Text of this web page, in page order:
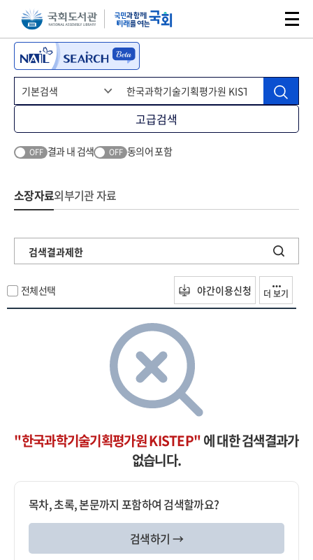
본문 바로가기주메뉴 바로가기
고급검색
OFF 결과 내 검색 OFF 동의어 포함
소장자료외부기관 자료
검색결과제한
전체선택 야간이용신청 더 보기
"한국과학기술기획평가원 KISTEP"에 대한 검색결과가
없습니다.
목차, 초록, 본문까지 포함하여 검색할까요?
검색하기 →